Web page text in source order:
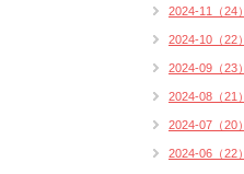
2024-11（24）
2024-10（22）
2024-09（23）
2024-08（21）
2024-07（20）
2024-06（22）